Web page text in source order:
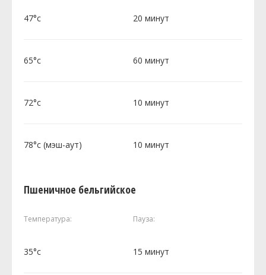
47°c 20 минут
65°c 60 минут
72°c 10 минут
78°c (мэш-аут) 10 минут
Пшеничное бельгийское
Температура: Пауза:
35°c 15 минут